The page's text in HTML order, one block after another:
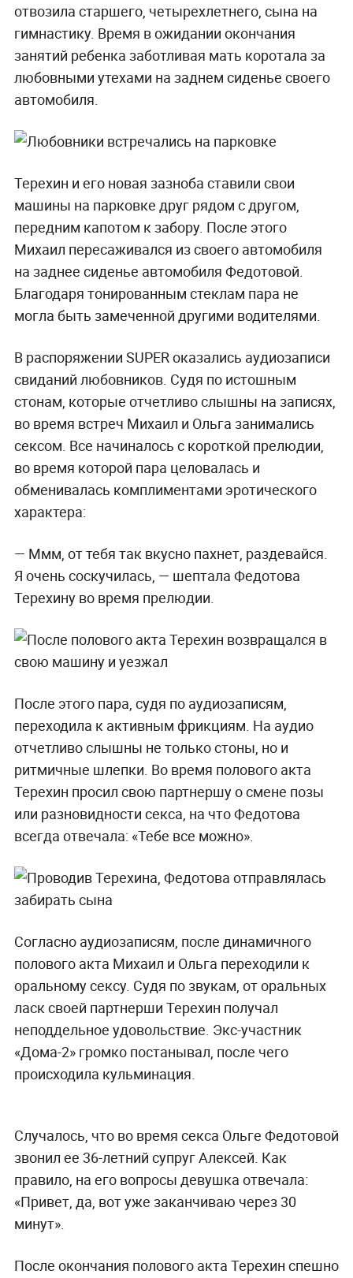
отвозила старшего, четырехлетнего, сына на
гимнастику. Время в ожидании окончания
занятий ребенка заботливая мать коротала за
любовными утехами на заднем сиденье своего
автомобиля.
Терехин и его новая зазноба ставили свои
машины на парковке друг рядом с другом,
передним капотом к забору. После этого
Михаил пересаживался из своего автомобиля
на заднее сиденье автомобиля Федотовой.
Благодаря тонированным стеклам пара не
могла быть замеченной другими водителями.
В распоряжении SUPER оказались аудиозаписи
свиданий любовников. Судя по истошным
стонам, которые отчетливо слышны на записях,
во время встреч Михаил и Ольга занимались
сексом. Все начиналось с короткой прелюдии,
во время которой пара целовалась и
обменивалась комплиментами эротического
характера:
— Ммм, от тебя так вкусно пахнет, раздевайся.
Я очень соскучилась, — шептала Федотова
Терехину во время прелюдии.
После этого пара, судя по аудиозаписям,
переходила к активным фрикциям. На аудио
отчетливо слышны не только стоны, но и
ритмичные шлепки. Во время полового акта
Терехин просил свою партнершу о смене позы
или разновидности секса, на что Федотова
всегда отвечала: «Тебе все можно».
Согласно аудиозаписям, после динамичного
полового акта Михаил и Ольга переходили к
оральному сексу. Судя по звукам, от оральных
ласк своей партнерши Терехин получал
неподдельное удовольствие. Экс-участник
«Дома-2» громко постанывал, после чего
происходила кульминация.
Случалось, что во время секса Ольге Федотовой
звонил ее 36-летний супруг Алексей. Как
правило, на его вопросы девушка отвечала:
«Привет, да, вот уже заканчиваю через 30
минут».
После окончания полового акта Терехин спешно